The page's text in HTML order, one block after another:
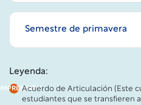
Semestre de primavera
Leyenda:
Acuerdo de Articulación (Este
estudiantes que se transfieren